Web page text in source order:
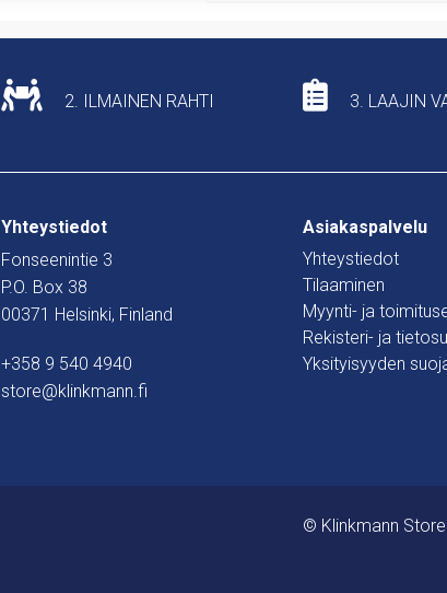
2. ILMAINEN RAHTI 3. LAAJIN
Yhteystiedot
Fonseenintie 3
P.O. Box 38
00371 Helsinki, Finland
+358 9 540 4940
store@klinkmann.fi
Asiakaspalvelu
Yhteystiedot
Tilaaminen
Myynti- ja
Rekisteri- ja
Yksityisyyden
© Klinkmann